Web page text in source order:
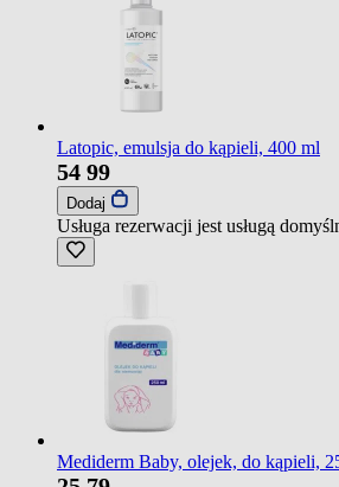
Latopic, emulsja do kąpieli, 400 ml
54 99
Dodaj
Usługa rezerwacji jest usługą
Mediderm Baby, olejek, do kąpieli,